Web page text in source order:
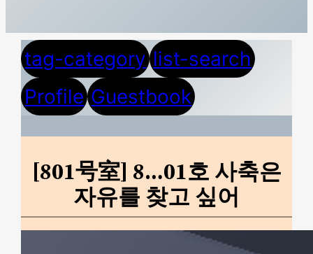
tag-category list-search
Profile Guestbook
[801号室] 8…01호 사축은
자유를 찾고 싶어